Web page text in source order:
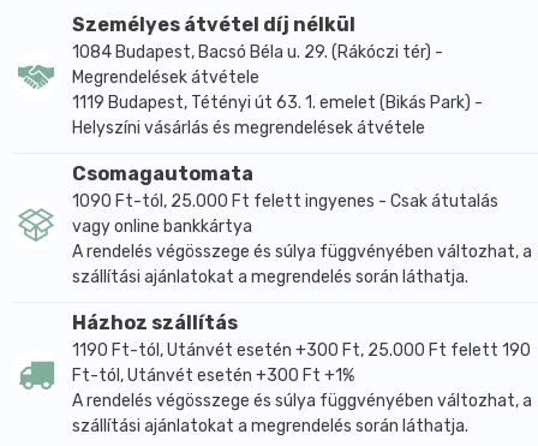
Személyes átvétel díj nélkül
1084 Budapest, Bacsó Béla u. 29. (Rákóczi tér) -
Megrendelések átvétele
1119 Budapest, Tétényi út 63. 1. emelet (Bikás Park) -
Helyszíni vásárlás és megrendelések átvétele
Csomagautomata
1090 Ft-tól, 25.000 Ft felett ingyenes - Csak átutalás
vagy online bankkártya
A rendelés végösszege és súlya függvényében változhat, a
szállítási ajánlatokat a megrendelés során láthatja.
Házhoz szállítás
1190 Ft-tól, Utánvét esetén +300 Ft, 25.000 Ft felett 190
Ft-tól, Utánvét esetén +300 Ft +1%
A rendelés végösszege és súlya függvényében változhat, a
szállítási ajánlatokat a megrendelés során láthatja.